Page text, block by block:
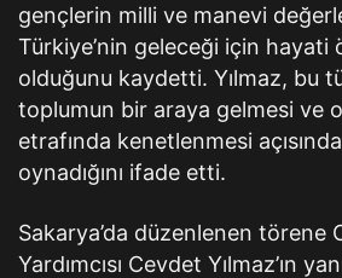
gençlerin milli ve manevi
Türkiye’nin geleceği için hayati
olduğunu kaydetti. Yılmaz, bu
toplumun bir araya gelmesi ve
etrafında kenetlenmesi
oynadığını ifade etti.
Sakarya’da düzenlenen törene
Yardımcısı Cevdet Yılmaz’ın